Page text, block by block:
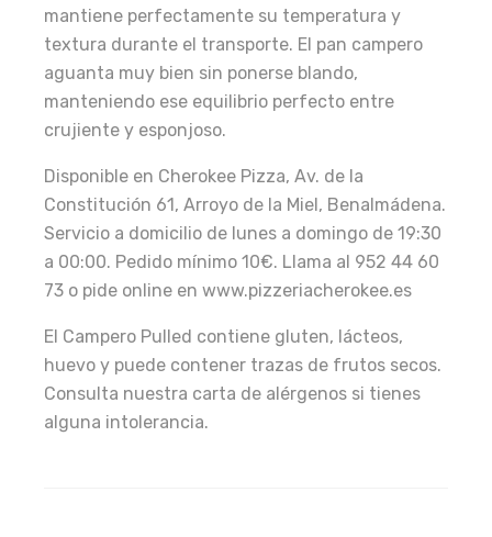
mantiene perfectamente su temperatura y
textura durante el transporte. El pan campero
aguanta muy bien sin ponerse blando,
manteniendo ese equilibrio perfecto entre
crujiente y esponjoso.
Disponible en Cherokee Pizza, Av. de la
Constitución 61, Arroyo de la Miel, Benalmádena.
Servicio a domicilio de lunes a domingo de 19:30
a 00:00. Pedido mínimo 10€. Llama al 952 44 60
73 o pide online en www.pizzeriacherokee.es
El Campero Pulled contiene gluten, lácteos,
huevo y puede contener trazas de frutos secos.
Consulta nuestra carta de alérgenos si tienes
alguna intolerancia.